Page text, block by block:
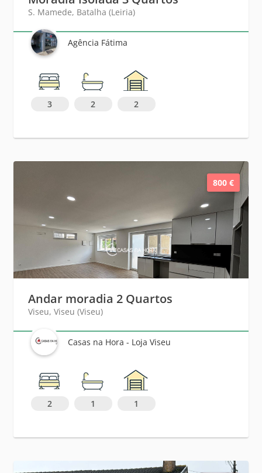
S. Mamede, Batalha (Leiria)
Agência Fátima
3 2 2
800 €
Andar moradia 2 Quartos
Viseu, Viseu (Viseu)
Casas na Hora - Loja Viseu
2 1 1